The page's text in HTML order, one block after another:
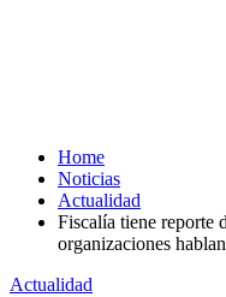
Home
Noticias
Actualidad
Fiscalía tiene reporte
organizaciones
Actualidad